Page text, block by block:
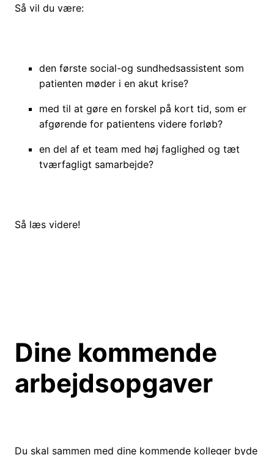
Så vil du være:
den første social-og sundhedsassistent som
patienten møder i en akut krise?
med til at gøre en forskel på kort tid, som er
afgørende for patientens videre forløb?
en del af et team med høj faglighed og tæt
tværfagligt samarbejde?
Så læs videre!
Dine kommende
arbejdsopgaver
Du skal sammen med dine kommende kolleger byde